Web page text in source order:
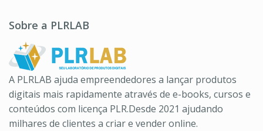
Sobre a PLRLAB
A PLRLAB ajuda empreendedores a lançar produtos
digitais mais rapidamente através de e-books, cursos e
conteúdos com licença PLR.Desde 2021 ajudando
milhares de clientes a criar e vender online.